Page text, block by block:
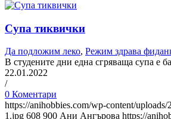
Супа тиквички
Да подложим леко, Режим здрава
В студените дни една сгряваща супа е
22.01.2022
/
0 Коментари
https://anihobbies.com/wp-content/
1.jpg 608 900 Ани Ангърова https://